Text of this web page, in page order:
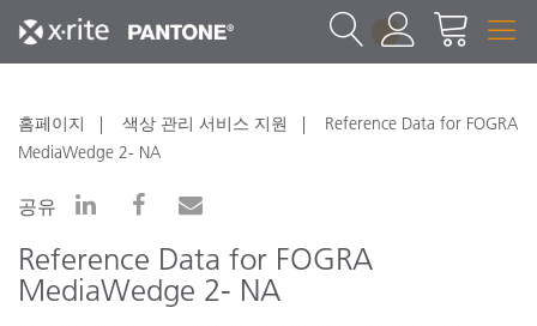
1
홈페이지 색상 관리 서비스 지원
Reference Data for FOGRA
MediaWedge 2- NA
공유
Reference Data for FOGRA
MediaWedge 2- NA